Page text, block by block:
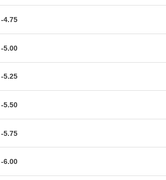
-4.75
-5.00
-5.25
-5.50
-5.75
-6.00